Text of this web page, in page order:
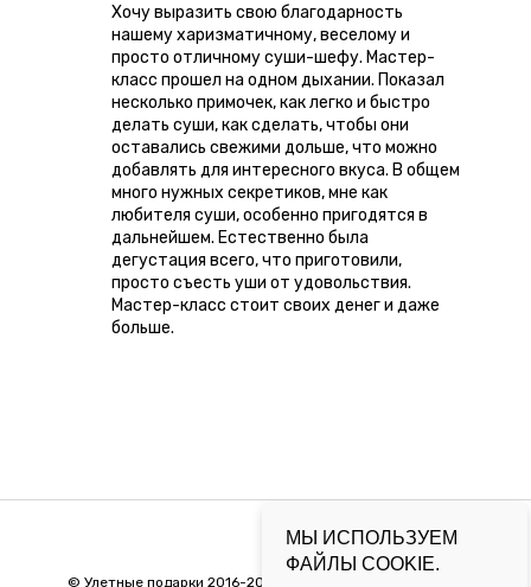
Хочу выразить свою благодарность
нашему харизматичному, веселому и
просто отличному суши-шефу. Мастер-
класс прошел на одном дыхании. Показал
несколько примочек, как легко и быстро
делать суши, как сделать, чтобы они
оставались свежими дольше, что можно
добавлять для интересного вкуса. В общем
много нужных секретиков, мне как
любителя суши, особенно пригодятся в
дальнейшем. Естественно была
дегустация всего, что приготовили,
просто съесть уши от удовольствия.
Мастер-класс стоит своих денег и даже
больше.
© Улетные подарки 2016-2026
МЫ ИСПОЛЬЗУЕМ
ФАЙЛЫ COOKIE.